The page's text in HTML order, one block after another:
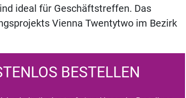
ideal für Geschäftstreffen. Das
Vienna Twentytwo im Bezirk
BESTELLEN